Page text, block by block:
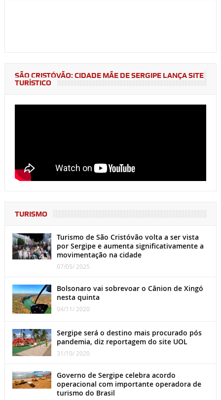
SÃO CRISTÓVÃO: CIDADE MÃE DE SERGIPE LANÇA SITE
TURÍSTICO
TURISMO
Turismo de São Cristóvão volta a ser vista
por Sergipe e aumenta significativamente a
movimentação na cidade
07/05/ 2025
Bolsonaro vai sobrevoar o Cânion de Xingó
nesta quinta
04/11/ 2020
Sergipe será o destino mais procurado pós
pandemia, diz reportagem do site UOL
31/10/ 2020
Governo de Sergipe celebra acordo
operacional com importante operadora de
turismo do Brasil